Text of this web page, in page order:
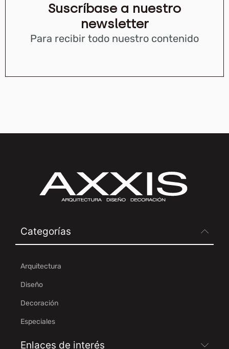
Suscríbase a nuestro
newsletter
Para recibir todo nuestro contenido
Categorías
Arquitectura
Diseño
Decoración
Especiales
Enlaces de interés